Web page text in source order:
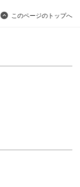
このページのトップへ